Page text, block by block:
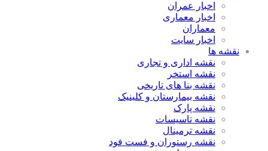
اخبار عمران
اخبار معماری
معماران
اخبار سایت
نقشه ها
نقشه اداری و تجاری
نقشه استخر
نقشه بنا های تاریخی
نقشه بیمارستان و کلینیک
نقشه پارک
نقشه تاسیسات
نقشه ترمینال
نقشه رستوران و فست فود